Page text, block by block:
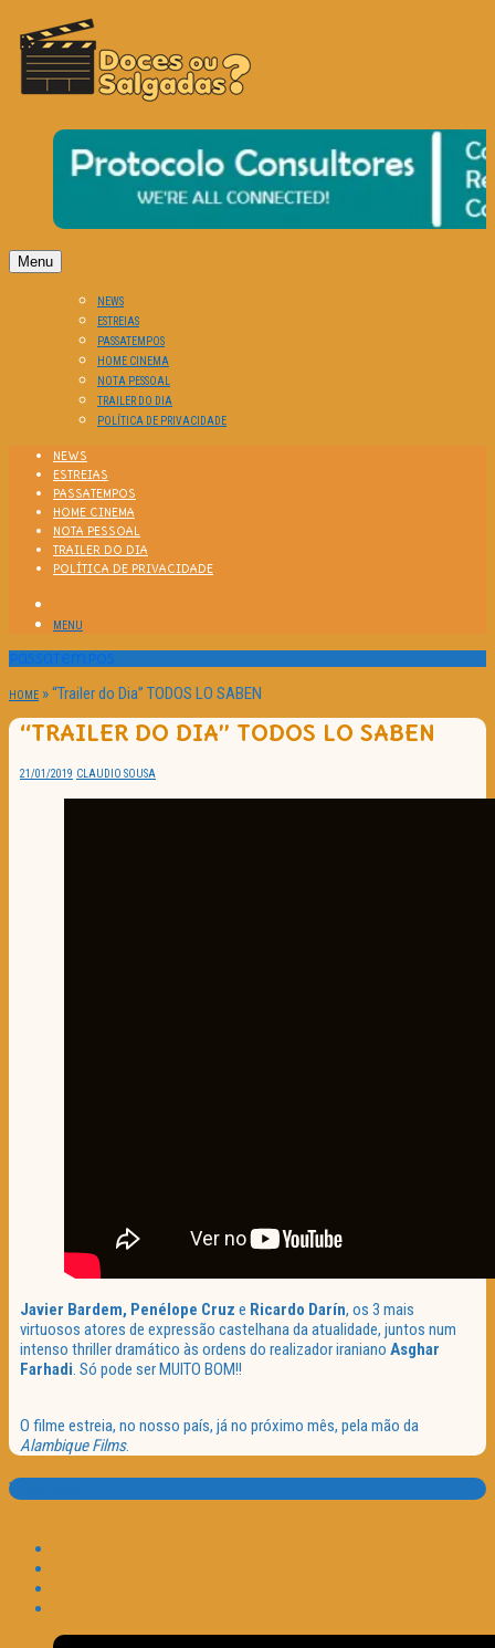
DOCES OU SALGADAS?
O Cinema? Uma Paixão!!
Menu
NEWS
ESTREIAS
PASSATEMPOS
HOME CINEMA
NOTA PESSOAL
TRAILER DO DIA
POLÍTICA DE PRIVACIDADE
NEWS
ESTREIAS
PASSATEMPOS
HOME CINEMA
NOTA PESSOAL
TRAILER DO DIA
POLÍTICA DE PRIVACIDADE
MENU
Passatempos
HOME »“Trailer do Dia” TODOS LO SABEN
“TRAILER DO DIA” TODOS LO SABEN
21/01/2019 CLAUDIO SOUSA
Javier Bardem, Penélope Cruz e Ricardo Darín, os 3 mais
virtuosos atores de expressão castelhana da atualidade, juntos num
intenso thriller dramático às ordens do realizador iraniano Asghar
Farhadi. Só pode ser MUITO BOM!!
O filme estreia, no nosso país, já no próximo mês, pela mão da
Alambique Films.
Translate: